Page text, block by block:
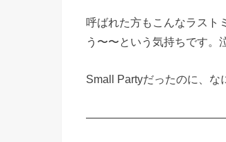
呼ばれた方もこんなラスト
う〜〜という気持ちです。
Small Partyだったのに、な